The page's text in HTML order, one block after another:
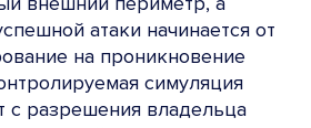
атаки начинается от
на проникновение
симуляция
с разрешения владельца